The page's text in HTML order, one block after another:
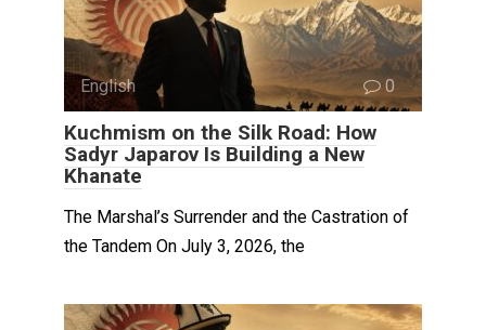
English 0
Kuchmism on the Silk Road: How
Sadyr Japarov Is Building a New
Khanate
The Marshal’s Surrender and the Castration of
the Tandem On July 3, 2026, the